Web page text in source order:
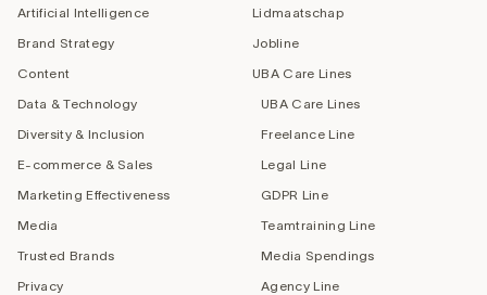
Artificial Intelligence
Brand Strategy
Content
Data & Technology
Diversity & Inclusion
E-commerce & Sales
Marketing Effectiveness
Media
Trusted Brands
Privacy
Lidmaatschap
Jobline
UBA Care Lines
UBA Care Lines
Freelance Line
Legal Line
GDPR Line
Teamtraining Line
Media Spendings
Agency Line